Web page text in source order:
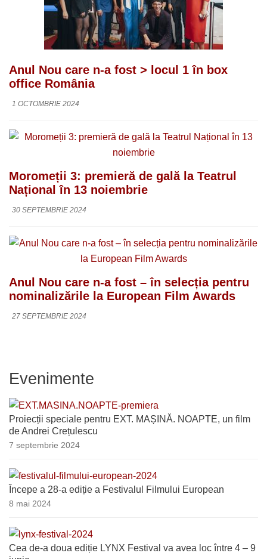
Anul Nou care n-a fost > locul 1 în box
office România
1 OCTOMBRIE 2024
Moromeții 3: premieră de gală la Teatrul
Național în 13 noiembrie
30 SEPTEMBRIE 2024
Anul Nou care n-a fost – în selecția pentru
nominalizările la European Film Awards
27 SEPTEMBRIE 2024
Evenimente
Proiecții speciale pentru EXT. MAȘINĂ. NOAPTE, un film
de Andrei Crețulescu
7 septembrie 2024
Începe a 28-a ediție a Festivalul Filmului European
8 mai 2024
Cea de-a doua ediție LYNX Festival va avea loc între 4 – 9